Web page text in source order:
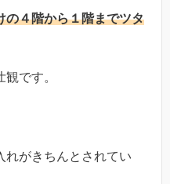
の４階から１階までツタ
です。
れがきちんとされてい